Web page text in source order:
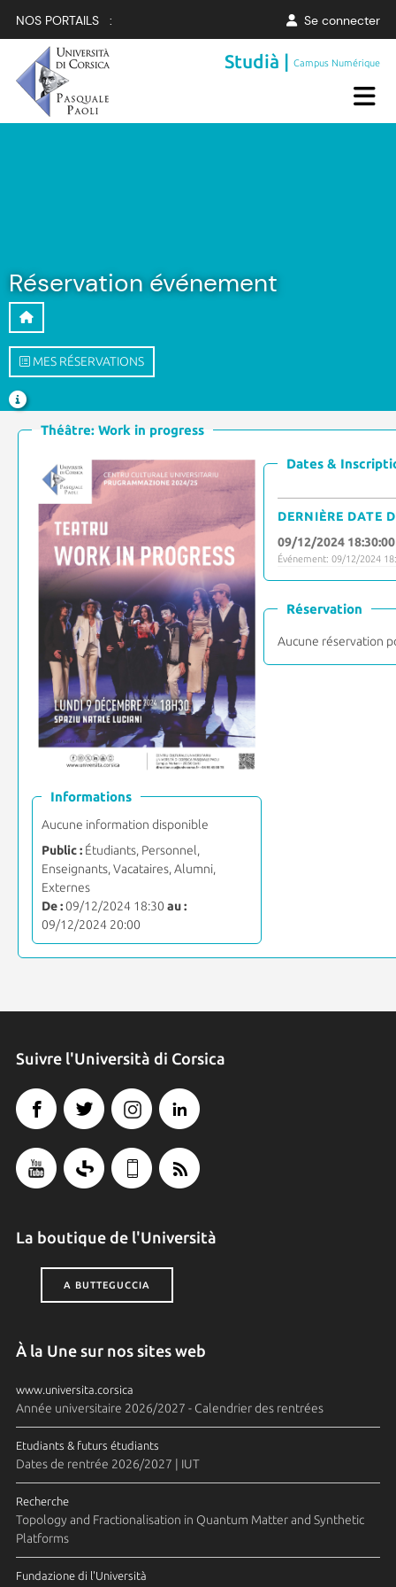
NOS PORTAILS : Se connecter
Studià |Campus Numérique
Réservation événement
MES RÉSERVATIONS
Théâtre: Work in progress
Informations
Aucune information disponible
Public :Étudiants, Personnel,
Enseignants, Vacataires, Alumni,
Externes
De :09/12/2024 18:30 au :
09/12/2024 20:00
Dates &
DERNIÈRE DATE
09/12/2024 18:30:00
Événement: 09/12/2024
Réservation
Aucune réservation
Suivre l'Università di Corsica
La boutique de l'Università
A BUTTEGUCCIA
À la Une sur nos sites web
www.universita.corsica
Année universitaire 2026/2027 - Calendrier des rentrées
Etudiants & futurs étudiants
Dates de rentrée 2026/2027 | IUT
Recherche
Topology and Fractionalisation in Quantum Matter and Synthetic
Platforms
Fundazione di l'Università